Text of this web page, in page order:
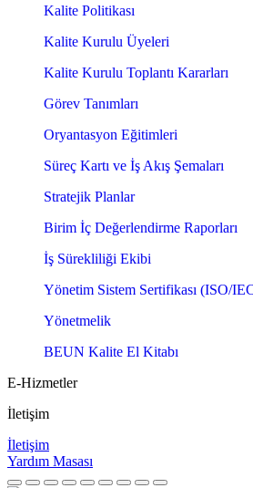
Kalite Politikası
Kalite Kurulu Üyeleri
Kalite Kurulu Toplantı Kararları
Görev Tanımları
Oryantasyon Eğitimleri
Süreç Kartı ve İş Akış Şemaları
Stratejik Planlar
Birim İç Değerlendirme Raporları
İş Sürekliliği Ekibi
Yönetim Sistem Sertifikası (ISO/
Yönetmelik
BEUN Kalite El Kitabı
E-Hizmetler
İletişim
İletişim
Yardım Masası